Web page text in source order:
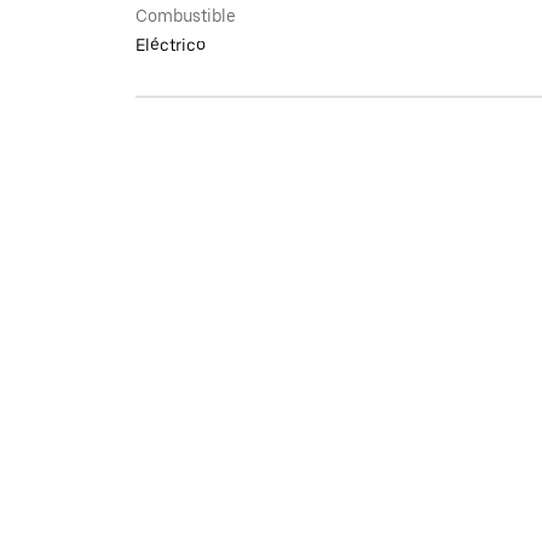
Combustible
Eléctrico